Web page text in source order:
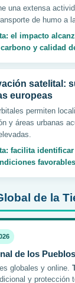
una extensa
de humo a
el impacto
y calidad
satelital:
europeas
permiten
y áreas urbanas
facilita
de la
de los
globales y online.
y protección